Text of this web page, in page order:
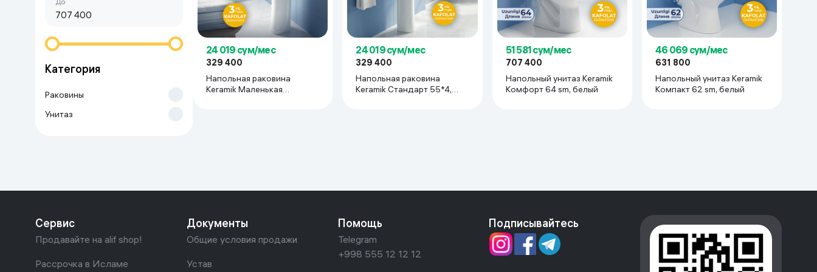
Техника для игр
Спортивные товары
Строительство и ремонт
Ювелирные изделия
Очки виртуальной реальности
Умные очки
Категория
Раковины
Унитаз
24 019 сум/мес
329 400
Напольная раковина
Keramik Маленькая
24 019 сум/мес
329 400
Напольная раковина
Keramik Стандарт 55*4,
51 581 сум/мес
707 400
Напольный унитаз Keramik
Комфорт 64 sm, белый
46 069 сум/мес
631 800
Напольный унитаз Keramik
Компакт 62 sm, белый
Сервис
Продавайте на alif shop!
Рассрочка в Исламе
Документы
Общие условия продажи
Устав
Помощь
Telegram
+998 555 12 12 12
Подписывайтесь